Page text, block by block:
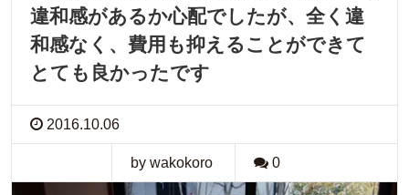
違和感があるか心配でしたが、全く違
和感なく、費用も抑えることができて
とても良かったです
2016.10.06
by wakokoro 0